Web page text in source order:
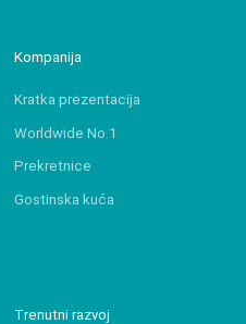
Kompanija
Kratka prezentacija
Worldwide No.1
Prekretnice
Gostinska kuća
Trenutni razvoj